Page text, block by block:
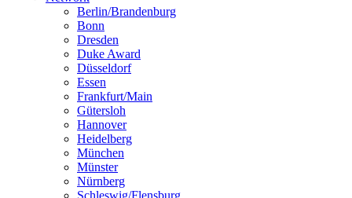
Berlin/Brandenburg
Bonn
Dresden
Duke Award
Düsseldorf
Essen
Frankfurt/Main
Gütersloh
Hannover
Heidelberg
München
Münster
Nürnberg
Schleswig/Flensburg